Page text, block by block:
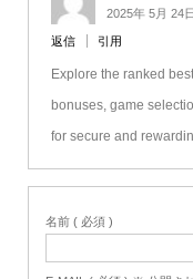
2025年 5月 24日
返信 引用
Explore the ranked
bonuses, game
for secure and
名前 ( 必須 )